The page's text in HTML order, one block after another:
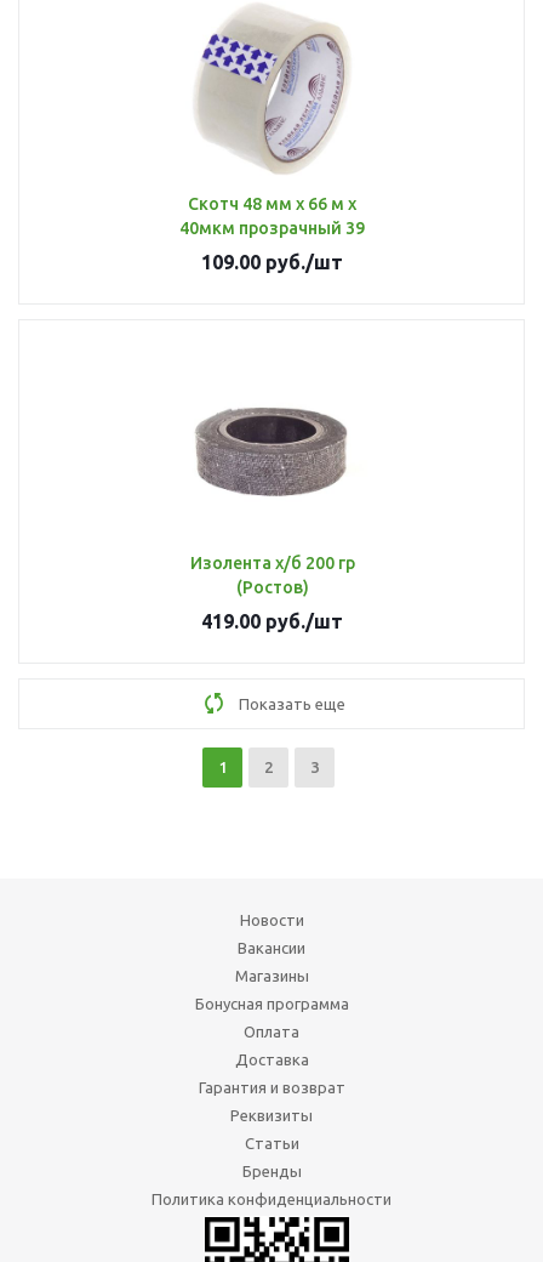
Скотч 48 мм х 66 м х
40мкм прозрачный 39
109.00 руб./шт
Изолента х/б 200 гр
(Ростов)
419.00 руб./шт
Показать еще
1 2 3
Новости
Вакансии
Магазины
Бонусная программа
Оплата
Доставка
Гарантия и возврат
Реквизиты
Статьи
Бренды
Политика конфиденциальности